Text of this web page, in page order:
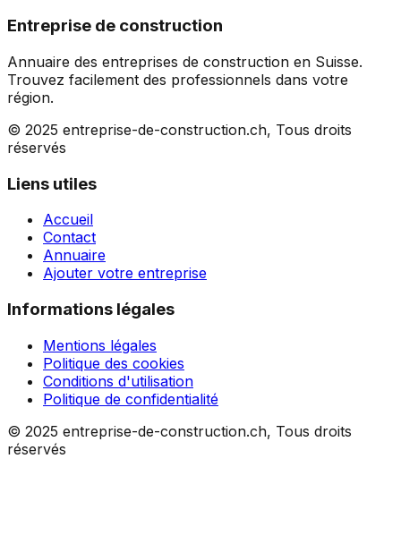
Entreprise de construction
Annuaire des entreprises de construction en Suisse.
Trouvez facilement des professionnels dans votre
région.
© 2025 entreprise-de-construction.ch, Tous droits
réservés
Liens utiles
Accueil
Contact
Annuaire
Ajouter votre entreprise
Informations légales
Mentions légales
Politique des cookies
Conditions d'utilisation
Politique de confidentialité
© 2025 entreprise-de-construction.ch, Tous droits
réservés